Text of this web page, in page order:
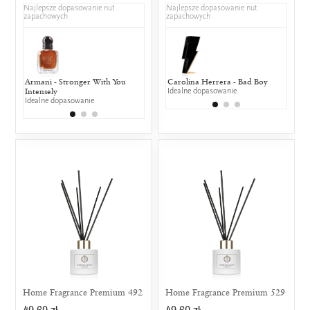
Najlepsze dopasowanie nut
zapachowych
Armani - Stronger With You
Intensely
Idealne dopasowanie
Chanel - Coco Chanel
25% wspólnych nut zapachowych
Dior -
Najlepsze dopasowanie nut
zapachowych
Carolina Herrera - Bad Boy
Idealne dopasowanie
Home Fragrance Premium 492 Home Fragrance Premium 529